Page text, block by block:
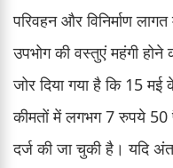
परिवहन और विनिर्माण
उपभोग की वस्तुएं महंगी होने
जोर दिया गया है कि 15
कीमतों में लगभग 7 रुपये 50
दर्ज की जा चुकी है। यदि